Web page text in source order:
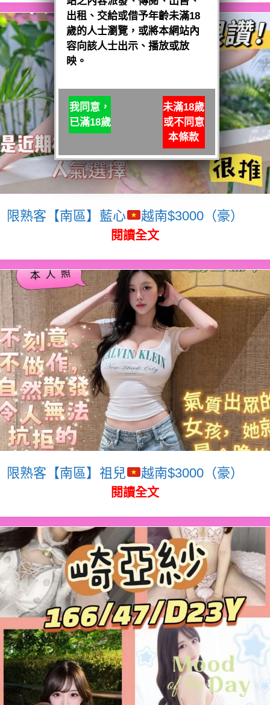
限熟客【南區】藍心 越南$3000（豪）
閱讀全文
限熟客【南區】祖兒 越南$3000（豪）
閱讀全文
出租、交給或借予年齡未滿18
歲的人士瀏覽，或將本網站內
容向該人士出示、播放或放
映。
我同意，
已滿18歲
未滿18歲
或不同意
本條款